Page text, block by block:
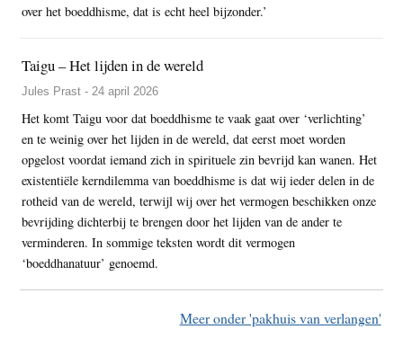
over het boeddhisme, dat is echt heel bijzonder.’
Taigu – Het lijden in de wereld
Jules Prast - 24 april 2026
Het komt Taigu voor dat boeddhisme te vaak gaat over ‘verlichting’
en te weinig over het lijden in de wereld, dat eerst moet worden
opgelost voordat iemand zich in spirituele zin bevrijd kan wanen. Het
existentiële kerndilemma van boeddhisme is dat wij ieder delen in de
rotheid van de wereld, terwijl wij over het vermogen beschikken onze
bevrijding dichterbij te brengen door het lijden van de ander te
verminderen. In sommige teksten wordt dit vermogen
‘boeddhanatuur’ genoemd.
Meer onder 'pakhuis van verlangen'